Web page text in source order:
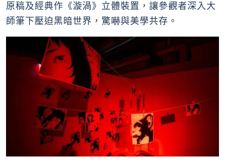
原稿及經典作《漩渦》立體裝置，讓參觀者深入大
師筆下壓迫黑暗世界，驚嚇與美學共存。